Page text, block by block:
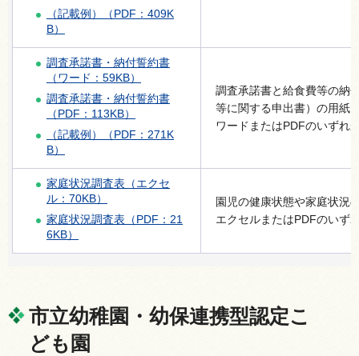
（記載例）（PDF：409K
B）
調査承諾書・納付誓約書
（ワード：59KB）
調査承諾書・納付誓約書
（PDF：113KB）
（記載例）（PDF：271K
B）
調査承諾書と給食費等の納
等に関する申出書）の用紙
ワードまたはPDFのいずれ
家庭状況調査表（エクセ
ル：70KB）
家庭状況調査表（PDF：21
6KB）
園児の健康状態や家庭状況
エクセルまたはPDFのいず
市立幼稚園・幼保連携型認定こ
ども園